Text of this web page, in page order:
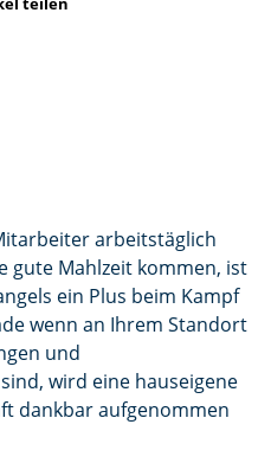
arbeitstäglich
gute Mahlzeit kommen, ist
ein Plus beim Kampf
wenn an Ihrem Standort
und
wird eine hauseigene
dankbar aufgenommen